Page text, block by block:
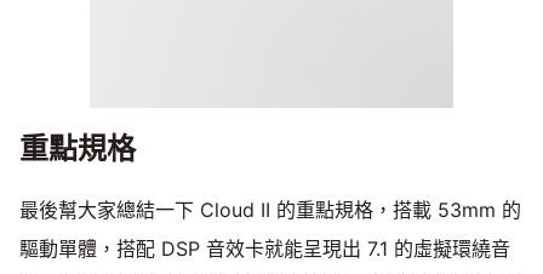
重點規格
最後幫大家總結一下 Cloud II 的重點規格，搭載 53mm 的
驅動單體，搭配 DSP 音效卡就能呈現出 7.1 的虛擬環繞音